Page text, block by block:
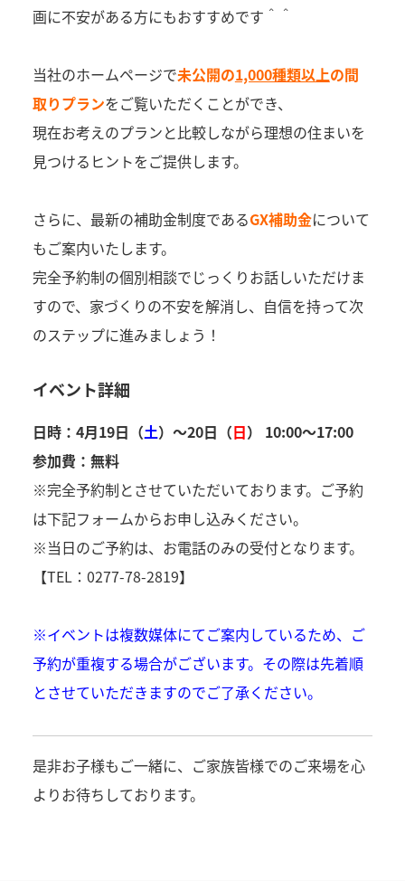
画に不安がある方にもおすすめです＾＾
当社のホームページで未公開の1,000種類以上の間
取りプランをご覧いただくことができ、
現在お考えのプランと比較しながら理想の住まいを
見つけるヒントをご提供します。
さらに、最新の補助金制度であるGX補助金について
もご案内いたします。
完全予約制の個別相談でじっくりお話しいただけま
すので、家づくりの不安を解消し、自信を持って次
のステップに進みましょう！
イベント詳細
日時：4月19日（土）～20日（日） 10:00～17:00
参加費：無料
※完全予約制とさせていただいております。ご予約
は下記フォームからお申し込みください。
※当日のご予約は、お電話のみの受付となります。
【TEL：0277-78-2819】
※イベントは複数媒体にてご案内しているため、ご
予約が重複する場合がございます。その際は先着順
とさせていただきますのでご了承ください。
是非お子様もご一緒に、ご家族皆様でのご来場を心
よりお待ちしております。